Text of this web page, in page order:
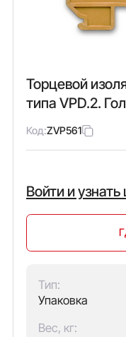
Торцевой
типа VPD.2.
Код:ZVP561
Войти и узнать
Тип:
Упаковка
Вес, кг: